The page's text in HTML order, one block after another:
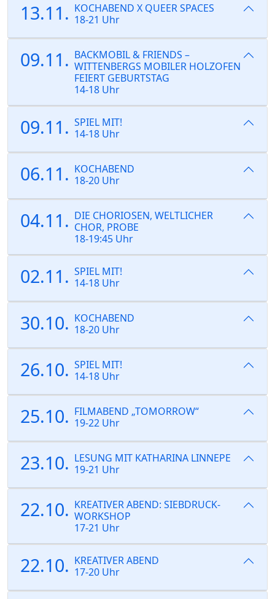
13.11. KOCHABEND X QUEER SPACES
18-21 Uhr
09.11. BACKMOBIL & FRIENDS –
WITTENBERGS MOBILER HOLZOFEN
FEIERT GEBURTSTAG
14-18 Uhr
09.11. SPIEL MIT!
14-18 Uhr
06.11. KOCHABEND
18-20 Uhr
04.11. DIE CHORIOSEN, WELTLICHER
CHOR, PROBE
18-19:45 Uhr
02.11. SPIEL MIT!
14-18 Uhr
30.10. KOCHABEND
18-20 Uhr
26.10. SPIEL MIT!
14-18 Uhr
25.10. FILMABEND „TOMORROW“
19-22 Uhr
23.10. LESUNG MIT KATHARINA LINNEPE
19-21 Uhr
22.10. KREATIVER ABEND: SIEBDRUCK-
WORKSHOP
17-21 Uhr
22.10. KREATIVER ABEND
17-20 Uhr